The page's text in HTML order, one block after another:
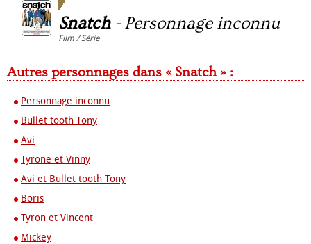
Snatch- Personnage inconnu
Film / Série
Autres personnages dans « Snatch » :
Personnage inconnu
Bullet tooth Tony
Avi
Tyrone et Vinny
Avi et Bullet tooth Tony
Boris
Tyron et Vincent
Mickey